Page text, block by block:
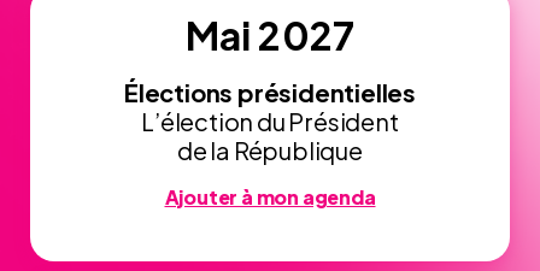
Mai 2027
Élections présidentielles
L’élection du Président
de la République
Ajouter à mon agenda